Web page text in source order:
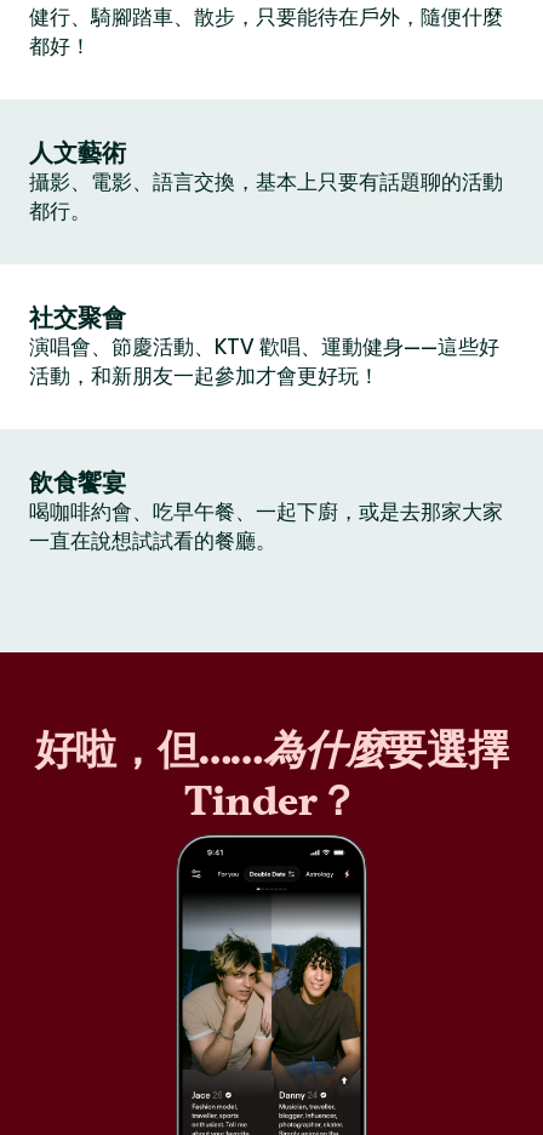
健行、騎腳踏車、散步，只要能待在戶外，隨便什麼
都好！
人文藝術
攝影、電影、語言交換，基本上只要有話題聊的活動
都行。
社交聚會
演唱會、節慶活動、KTV 歡唱、運動健身——這些好
活動，和新朋友一起參加才會更好玩！
飲食饗宴
喝咖啡約會、吃早午餐、一起下廚，或是去那家大家
一直在說想試試看的餐廳。
好啦，但……為什麼要選擇
Tinder？